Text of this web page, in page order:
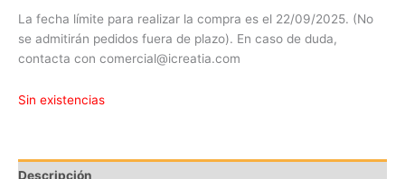
La fecha límite para realizar la compra es el 22/09/2025. (No
se admitirán pedidos fuera de plazo). En caso de duda,
contacta con comercial@icreatia.com
Sin existencias
Descripción